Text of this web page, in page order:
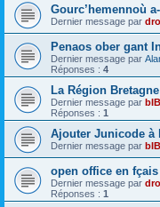
Gourc’hemennoù
Dernier message par
Penaos ober gant
Dernier message par
Réponses : 4
La Région
Dernier message par
Réponses : 1
Ajouter Junicode à
Dernier message par
open office en
Dernier message par
Réponses : 1